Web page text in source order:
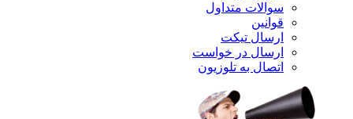
سوالات متداول
ارسال تیکت
ارسال در خواست
اتصال به تلوزیون